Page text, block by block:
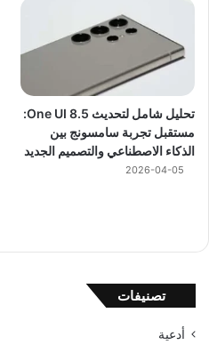
تحليل شامل لتحديث One UI 8.5:
مستقبل تجربة سامسونج بين
الذكاء الاصطناعي والتصميم الجديد
2026-04-05
تصنيفات
أدعية